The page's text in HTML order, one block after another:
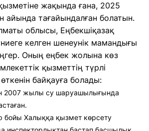
жақында ғана, 2025
айында тағайындалған болатын.
облысы, Еңбекшіқазақ
келген шенеунік мамандығы
Оның еңбек жолына көз
қызметтің түрлі
байқауға болады:
2007 жылы су шаруашылығында
бойы Халыққа қызмет көрсету